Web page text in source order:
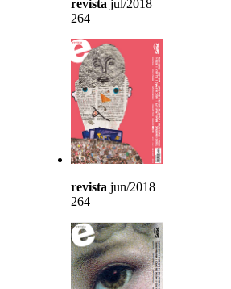
revista jul/2018
264
revista jun/2018
264